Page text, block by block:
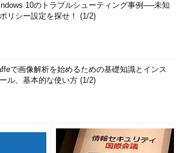
ンドウ化
IEのウィンドウの中に複数のタブを作成す
れらのタブに対して可能な操作としては、
ぐらいしか自由度がなかった。これに対し
ブだけをIE9のウィンドウから切り離した
ドウへ移動させたりといった操作が可能に
のプロセスが1つのIEのウィンドウに対応し
ドウを越えたタブの移動は（プロセス間での
10のトラブルシューティング事例──未知
リシー設定を探せ！ (1/2)
で画像解析を始めるための基礎知識とインス
ール、基本的な使い方 (1/2)